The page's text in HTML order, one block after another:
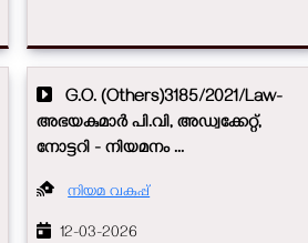
G.O. (Others)3185/2021/Law-
അഭയകു​​മാർ പി.വി, അഡ്വക്കേറ്റ്,
നോട്ടറി - നിയമനം ...
നിയമ വകുപ്പ്
12-03-2026